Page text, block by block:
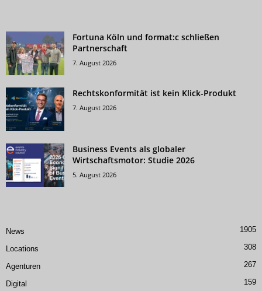
Fortuna Köln und format:c schließen
Partnerschaft
7. August 2026
Rechtskonformität ist kein Klick-Produkt
7. August 2026
Business Events als globaler
Wirtschaftsmotor: Studie 2026
5. August 2026
News 1905
Locations 308
Agenturen 267
Digital 159